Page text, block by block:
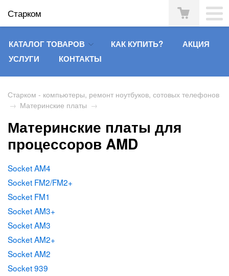
Старком
КАТАЛОГ ТОВАРОВ КАК КУПИТЬ?
АКЦИЯ
УСЛУГИ
КОНТАКТЫ
Старком - компьютеры, ремонт ноутбуков, сотовых телефонов
→ Материнские платы →
Материнские платы для
процессоров AMD
Socket AM4
Socket FM2/FM2+
Socket FM1
Socket AM3+
Socket AM3
Socket AM2+
Socket AM2
Socket 939